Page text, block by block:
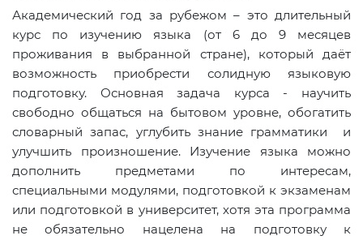
Академический год за рубежом – это длительный
курс по изучению языка (от 6 до 9 месяцев
проживания в выбранной стране), который даёт
возможность приобрести солидную языковую
подготовку. Основная задача курса - научить
свободно общаться на бытовом уровне, обогатить
словарный запас, углубить знание грамматики и
улучшить произношение. Изучение языка можно
дополнить предметами по интересам,
специальными модулями, подготовкой к экзаменам
или подготовкой в университет, хотя эта программа
не обязательно нацелена на подготовку к